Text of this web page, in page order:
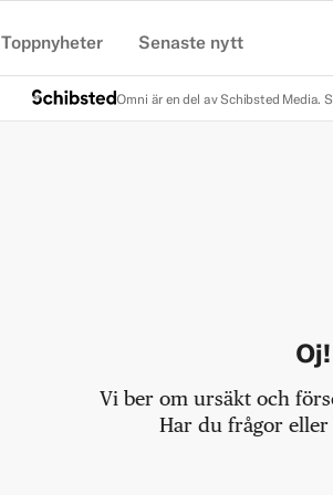
Toppnyheter Senaste nytt
Omni är en del av Schibsted Media.
Vi ber om ursäkt och
Har du frågor eller